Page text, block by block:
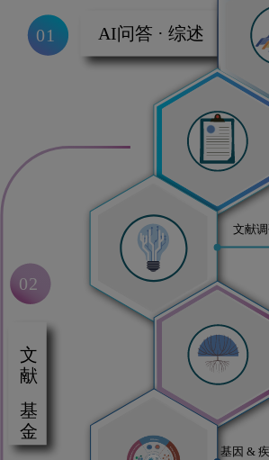
01 AI问答 · 综述
02
文献
基因 &
文献 · 基金